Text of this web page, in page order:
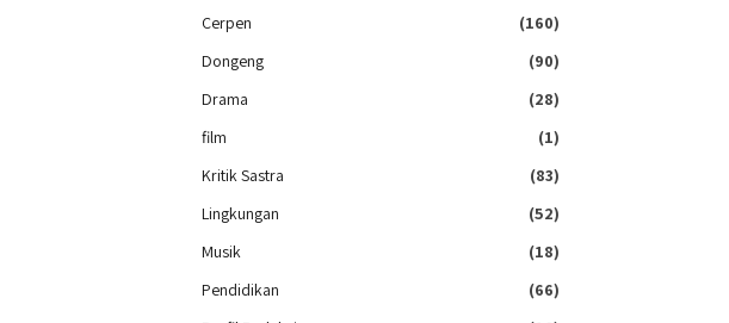
Cerpen
(160)
Dongeng
(90)
Drama
(28)
film
(1)
Kritik Sastra
(83)
Lingkungan
(52)
Musik
(18)
Pendidikan
(66)